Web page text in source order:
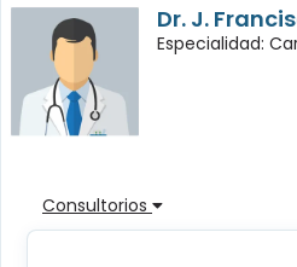
Dr. J.
Especialidad:
Consultorios